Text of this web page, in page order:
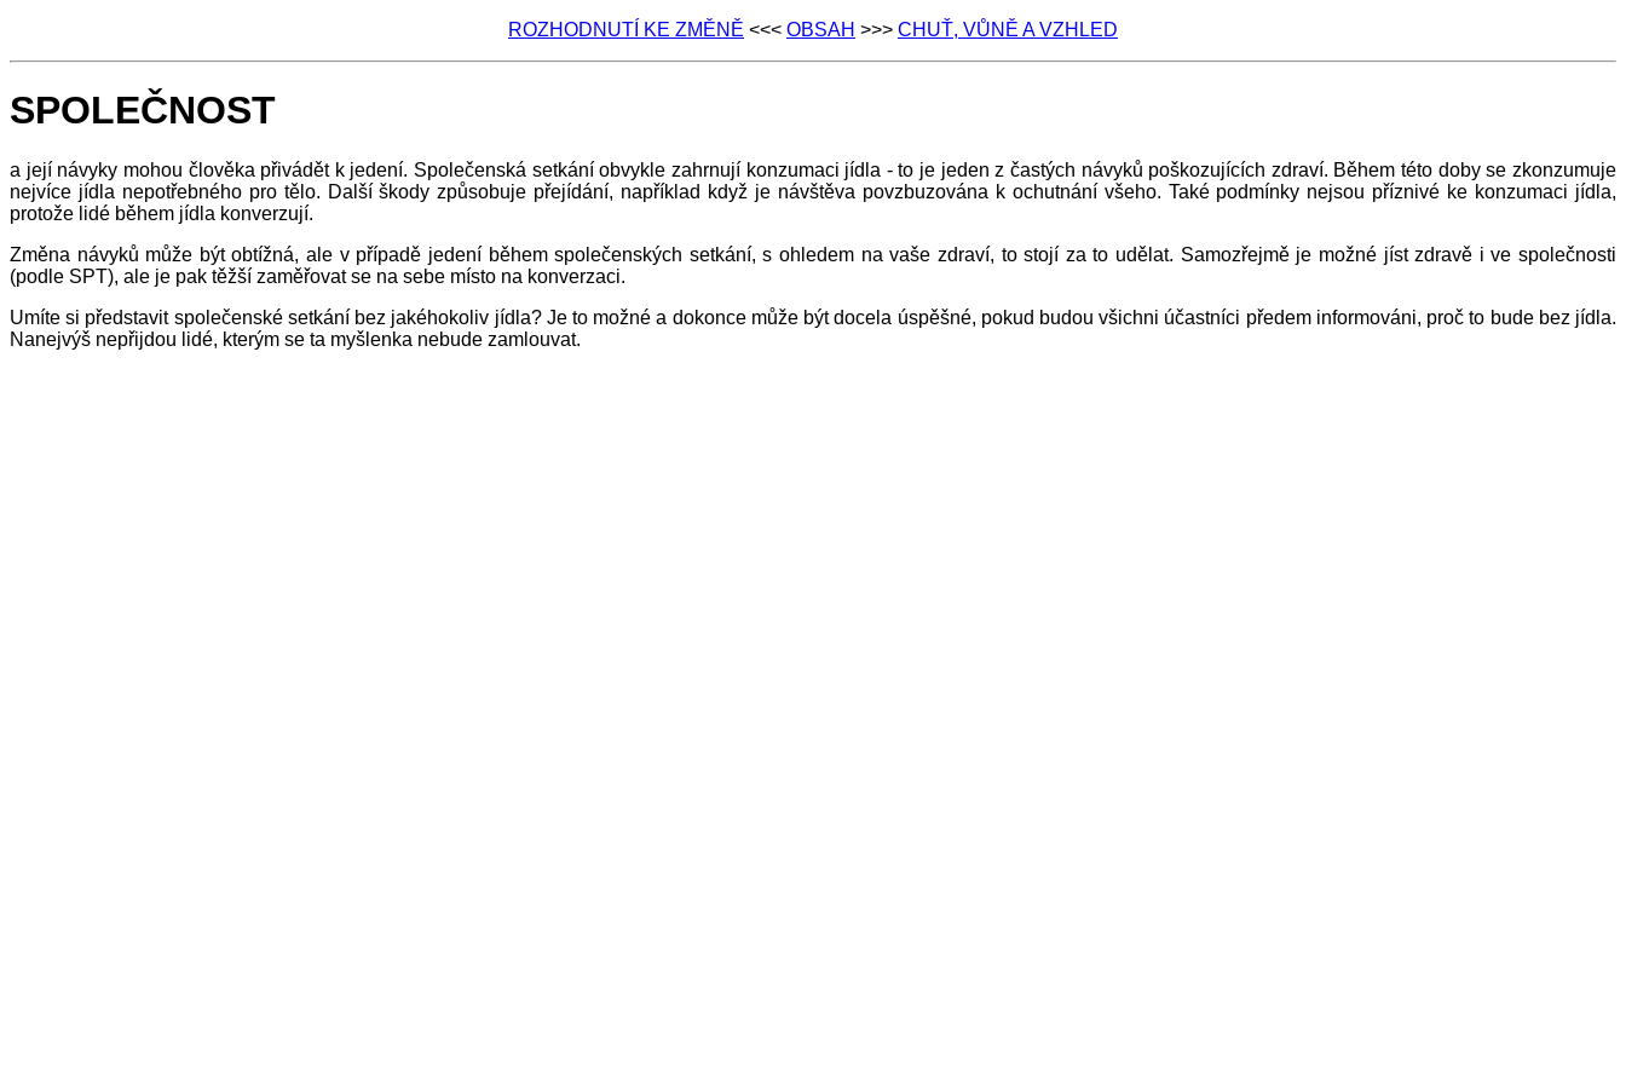
ROZHODNUTÍ KE ZMĚNĚ <<< OBSAH >>> CHUŤ, VŮNĚ A VZHLED
SPOLEČNOST
a její návyky mohou člověka přivádět k jedení. Společenská setkání obvykle zahrnují konzumaci jídla - to je jeden z častých návyků poškozujících zdraví. Během této doby se zkonzumuje
nejvíce jídla nepotřebného pro tělo. Další škody způsobuje přejídání, například když je návštěva povzbuzována k ochutnání všeho. Také podmínky nejsou příznivé ke konzumaci jídla,
protože lidé během jídla konverzují.
Změna návyků může být obtížná, ale v případě jedení během společenských setkání, s ohledem na vaše zdraví, to stojí za to udělat. Samozřejmě je možné jíst zdravě i ve společnosti
(podle SPT), ale je pak těžší zaměřovat se na sebe místo na konverzaci.
Umíte si představit společenské setkání bez jakéhokoliv jídla? Je to možné a dokonce může být docela úspěšné, pokud budou všichni účastníci předem informováni, proč to bude bez jídla.
Nanejvýš nepřijdou lidé, kterým se ta myšlenka nebude zamlouvat.